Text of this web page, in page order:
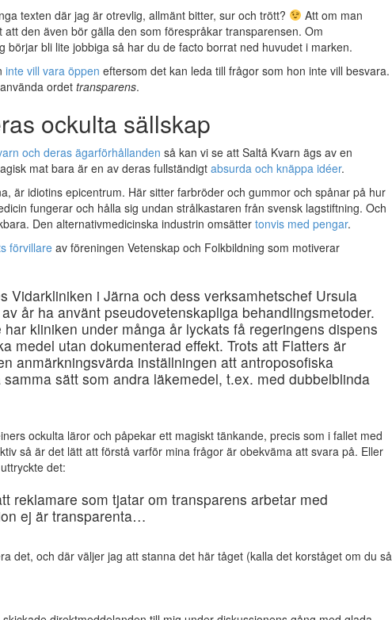
texten där jag är otrevlig, allmänt bitter, sur och trött?
Att om man
den även bör gälla den som förespråkar transparensen. Om
börjar bli lite jobbiga så har du de facto borrat ned huvudet i marken.
inte vill vara öppen eftersom det kan leda till frågor som hon inte vill besvara.
ordet transparens.
ockulta sällskap
och deras ägarförhållanden så kan vi se att Saltå Kvarn ägs av en
mat bara är en av deras fullständigt absurda och knäppa idéer.
är idiotins epicentrum. Här sitter farbröder och gummor och spånar på hur
fungerar och hålla sig undan strålkastaren från svensk lagstiftning. Och
Den alternativmedicinska industrin omsätter tonvis med pengar.
förvillare av föreningen Vetenskap och Folkbildning som motiverar
Vidarkliniken i Järna och dess verksamhetschef Ursula
år ha använt pseudovetenskapliga behandlingsmetoder.
kliniken under många år lyckats få regeringens dispens
medel utan dokumenterad effekt. Trots att Flatters är
anmärkningsvärda inställningen att antroposofiska
sätt som andra läkemedel, t.ex. med dubbelblinda
ockulta läror och påpekar ett magiskt tänkande, precis som i fallet med
så är det lätt att förstå varför mina frågor är obekväma att svara på. Eller
det:
reklamare som tjatar om transparens arbetar med
ej är transparenta…
det, och där väljer jag att stanna det här tåget (kalla det korståget om du så